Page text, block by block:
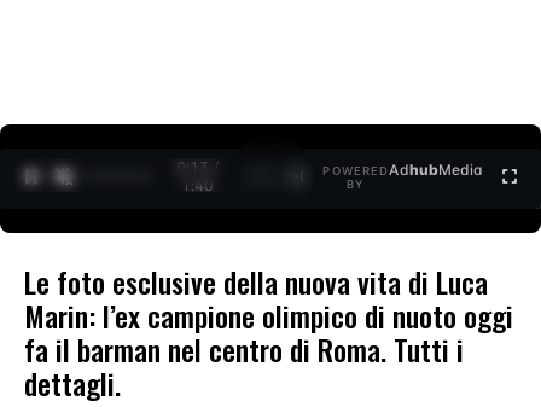
0:14 /
1:40
POWERED
BY
AdhubMedia
Le foto esclusive della nuova vita di Luca
Marin: l’ex campione olimpico di nuoto oggi
fa il barman nel centro di Roma. Tutti i
dettagli.